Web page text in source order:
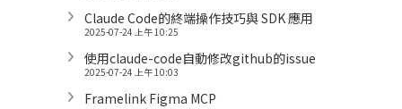
Claude Code的終端操作技巧與 SDK 應用
2025-07-24 上午 10:25
使用claude-code自動修改github的issue
2025-07-24 上午 10:03
Framelink Figma MCP